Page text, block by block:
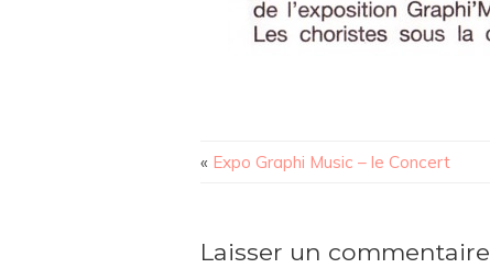
« Expo Graphi Music – le Concert
Laisser un commentaire